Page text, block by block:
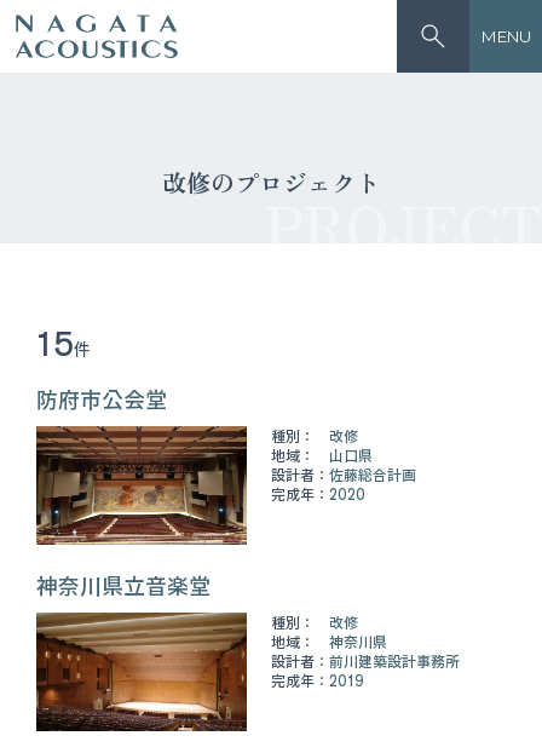
MENU
改修のプロジェクト
15件
防府市公会堂
種別：
改修
地域：
山口県
設計者： 佐藤総合計画
完成年： 2020
神奈川県立音楽堂
種別：
改修
地域：
神奈川県
設計者： 前川建築設計事務所
完成年： 2019